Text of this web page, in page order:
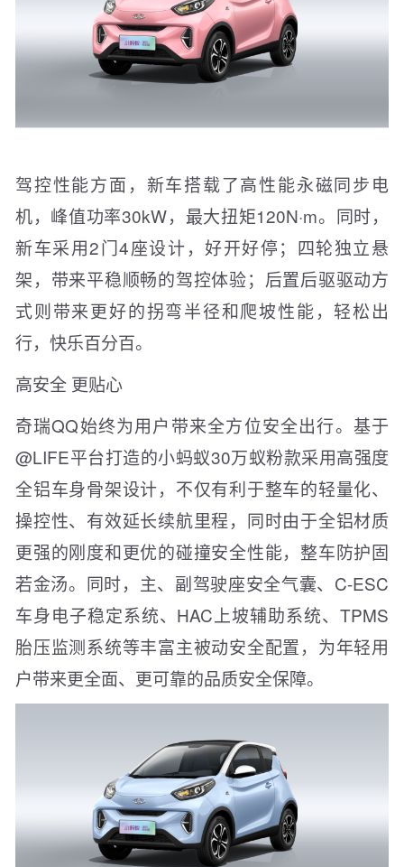
驾控性能方面，新车搭载了高性能永磁同步电
机，峰值功率30kW，最大扭矩120N·m。同时，
新车采用2门4座设计，好开好停；四轮独立悬
架，带来平稳顺畅的驾控体验；后置后驱驱动方
式则带来更好的拐弯半径和爬坡性能，轻松出
行，快乐百分百。
高安全 更贴心
奇瑞QQ始终为用户带来全方位安全出行。基于
@LIFE平台打造的小蚂蚁30万蚁粉款采用高强度
全铝车身骨架设计，不仅有利于整车的轻量化、
操控性、有效延长续航里程，同时由于全铝材质
更强的刚度和更优的碰撞安全性能，整车防护固
若金汤。同时，主、副驾驶座安全气囊、C-ESC
车身电子稳定系统、HAC上坡辅助系统、TPMS
胎压监测系统等丰富主被动安全配置，为年轻用
户带来更全面、更可靠的品质安全保障。